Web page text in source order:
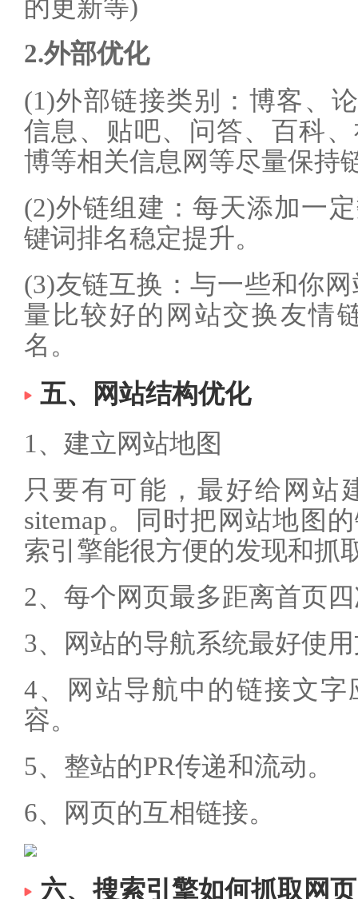
的更新等)
2.外部优化
(1)外部链接类别：博客、
信息、贴吧、问答、百科
博等相关信息网等尽量保持
(2)外链组建：每天添加一
键词排名稳定提升。
(3)友链互换：与一些和你
量比较好的网站交换友情
名。
五、网站结构优化
1、建立网站地图
只要有可能，最好给网站
sitemap。同时把网站地图
索引擎能很方便的发现和抓
2、每个网页最多距离首页
3、网站的导航系统最好使
4、网站导航中的链接文
容。
5、整站的PR传递和流动。
6、网页的互相链接。
六、搜索引擎如何抓取网页